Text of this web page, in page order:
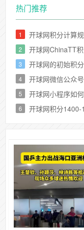
热门推荐
1 开球网积分计算
2 开球网ChinaTT
3 开球网的初始积
4 开球网微信公众
5 开球网小程序如
6 开球网积分1400-